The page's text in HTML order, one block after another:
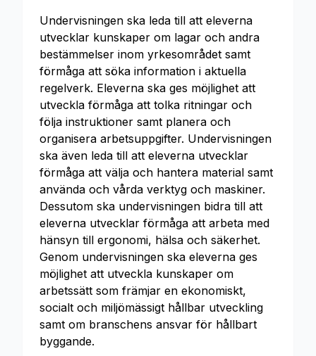
Undervisningen ska leda till att eleverna
utvecklar kunskaper om lagar och andra
bestämmelser inom yrkesområdet samt
förmåga att söka information i aktuella
regelverk. Eleverna ska ges möjlighet att
utveckla förmåga att tolka ritningar och
följa instruktioner samt planera och
organisera arbetsuppgifter. Undervisningen
ska även leda till att eleverna utvecklar
förmåga att välja och hantera material samt
använda och vårda verktyg och maskiner.
Dessutom ska undervisningen bidra till att
eleverna utvecklar förmåga att arbeta med
hänsyn till ergonomi, hälsa och säkerhet.
Genom undervisningen ska eleverna ges
möjlighet att utveckla kunskaper om
arbetssätt som främjar en ekonomiskt,
socialt och miljömässigt hållbar utveckling
samt om branschens ansvar för hållbart
byggande.